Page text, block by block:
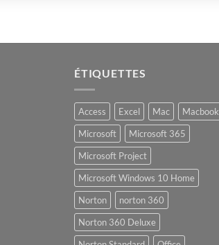
ÉTIQUETTES
Access Excel Mac
Macbook
Microsoft
Microsoft 365
Microsoft Project
Microsoft Windows 10 Home
Norton
norton 360
Norton 360 Deluxe